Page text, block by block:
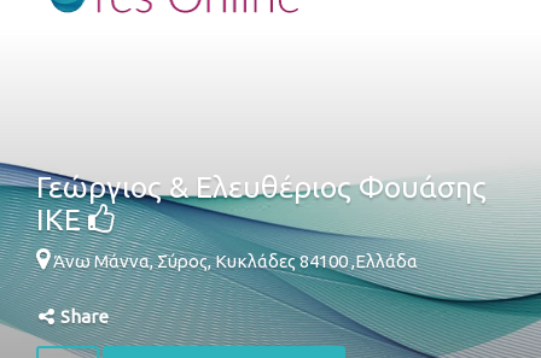
Γεώργιος & Ελευθέριος Φουάσης
ΙΚΕ
Άνω Μάννα,Σύρος,Κυκλάδες84100,Ελλάδα
Share